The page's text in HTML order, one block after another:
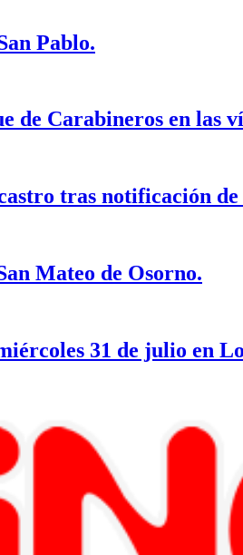
Pablo.
de Carabineros en las
tras notificación
Mateo de Osorno.
31 de julio en